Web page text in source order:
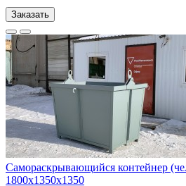
Заказать
Самораскрывающийся контейнер
1800х1350х1350